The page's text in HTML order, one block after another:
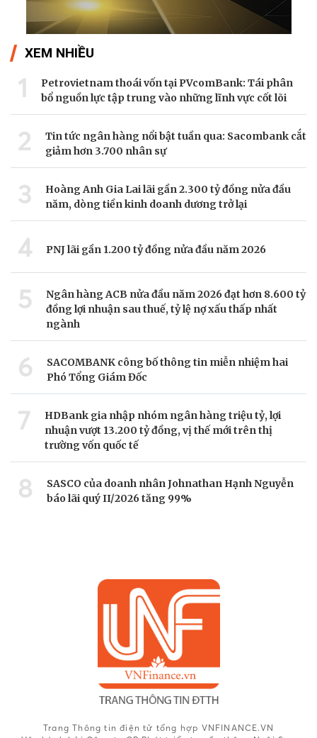
XEM NHIỀU
1
Petrovietnam thoái vốn tại PVcomBank: Tái phân
bổ nguồn lực tập trung vào những lĩnh vực cốt lõi
2
Tin tức ngân hàng nổi bật tuần qua: Sacombank cắt
giảm hơn 3.700 nhân sự
3
Hoàng Anh Gia Lai lãi gần 2.300 tỷ đồng nửa đầu
năm, dòng tiền kinh doanh dương trở lại
4 PNJ lãi gần 1.200 tỷ đồng nửa đầu năm 2026
5
Ngân hàng ACB nửa đầu năm 2026 đạt hơn 8.600 tỷ
đồng lợi nhuận sau thuế, tỷ lệ nợ xấu thấp nhất
ngành
6
SACOMBANK công bố thông tin miễn nhiệm hai
Phó Tổng Giám Đốc
7
HDBank gia nhập nhóm ngân hàng triệu tỷ, lợi
nhuận vượt 13.200 tỷ đồng, vị thế mới trên thị
trường vốn quốc tế
8
SASCO của doanh nhân Johnathan Hạnh Nguyễn
báo lãi quý II/2026 tăng 99%
Trang Thông tin điện tử tổng hợp VNFINANCE.VN